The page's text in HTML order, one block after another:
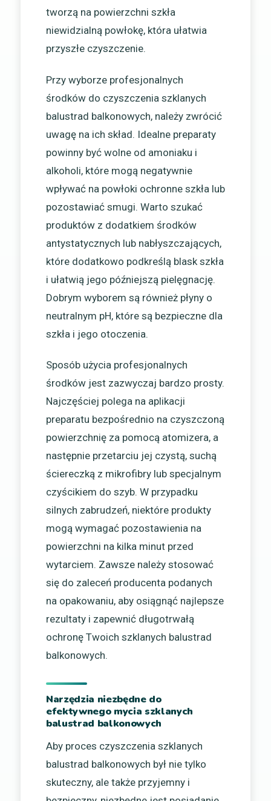
tworzą na powierzchni szkła
niewidzialną powłokę, która ułatwia
przyszłe czyszczenie.
Przy wyborze profesjonalnych
środków do czyszczenia szklanych
balustrad balkonowych, należy zwrócić
uwagę na ich skład. Idealne preparaty
powinny być wolne od amoniaku i
alkoholi, które mogą negatywnie
wpływać na powłoki ochronne szkła lub
pozostawiać smugi. Warto szukać
produktów z dodatkiem środków
antystatycznych lub nabłyszczających,
które dodatkowo podkreślą blask szkła
i ułatwią jego późniejszą pielęgnację.
Dobrym wyborem są również płyny o
neutralnym pH, które są bezpieczne dla
szkła i jego otoczenia.
Sposób użycia profesjonalnych
środków jest zazwyczaj bardzo prosty.
Najczęściej polega na aplikacji
preparatu bezpośrednio na czyszczoną
powierzchnię za pomocą atomizera, a
następnie przetarciu jej czystą, suchą
ściereczką z mikrofibry lub specjalnym
czyścikiem do szyb. W przypadku
silnych zabrudzeń, niektóre produkty
mogą wymagać pozostawienia na
powierzchni na kilka minut przed
wytarciem. Zawsze należy stosować
się do zaleceń producenta podanych
na opakowaniu, aby osiągnąć najlepsze
rezultaty i zapewnić długotrwałą
ochronę Twoich szklanych balustrad
balkonowych.
Narzędzia niezbędne do
efektywnego mycia szklanych
balustrad balkonowych
Aby proces czyszczenia szklanych
balustrad balkonowych był nie tylko
skuteczny, ale także przyjemny i